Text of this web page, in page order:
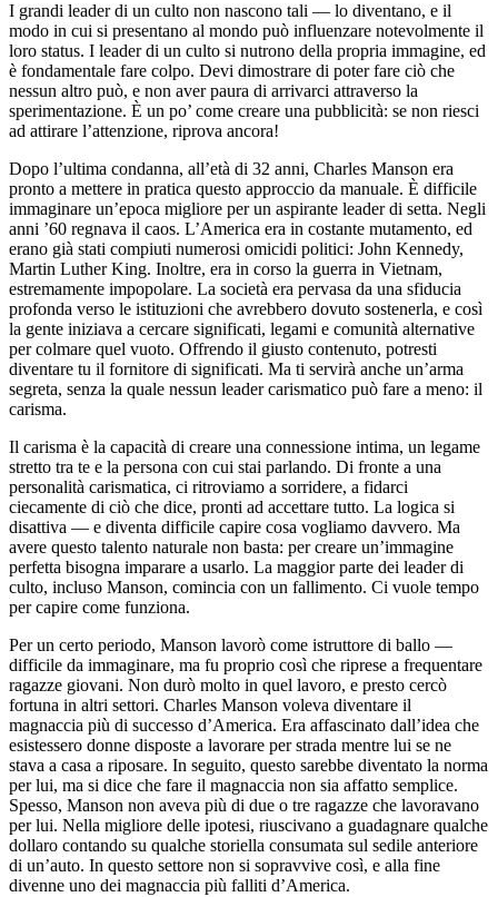
I grandi leader di un culto non nascono tali — lo diventano, e il
modo in cui si presentano al mondo può influenzare notevolmente il
loro status. I leader di un culto si nutrono della propria immagine, ed
è fondamentale fare colpo. Devi dimostrare di poter fare ciò che
nessun altro può, e non aver paura di arrivarci attraverso la
sperimentazione. È un po’ come creare una pubblicità: se non riesci
ad attirare l’attenzione, riprova ancora!
Dopo l’ultima condanna, all’età di 32 anni, Charles Manson era
pronto a mettere in pratica questo approccio da manuale. È difficile
immaginare un’epoca migliore per un aspirante leader di setta. Negli
anni ’60 regnava il caos. L’America era in costante mutamento, ed
erano già stati compiuti numerosi omicidi politici: John Kennedy,
Martin Luther King. Inoltre, era in corso la guerra in Vietnam,
estremamente impopolare. La società era pervasa da una sfiducia
profonda verso le istituzioni che avrebbero dovuto sostenerla, e così
la gente iniziava a cercare significati, legami e comunità alternative
per colmare quel vuoto. Offrendo il giusto contenuto, potresti
diventare tu il fornitore di significati. Ma ti servirà anche un’arma
segreta, senza la quale nessun leader carismatico può fare a meno: il
carisma.
Il carisma è la capacità di creare una connessione intima, un legame
stretto tra te e la persona con cui stai parlando. Di fronte a una
personalità carismatica, ci ritroviamo a sorridere, a fidarci
ciecamente di ciò che dice, pronti ad accettare tutto. La logica si
disattiva — e diventa difficile capire cosa vogliamo davvero. Ma
avere questo talento naturale non basta: per creare un’immagine
perfetta bisogna imparare a usarlo. La maggior parte dei leader di
culto, incluso Manson, comincia con un fallimento. Ci vuole tempo
per capire come funziona.
Per un certo periodo, Manson lavorò come istruttore di ballo —
difficile da immaginare, ma fu proprio così che riprese a frequentare
ragazze giovani. Non durò molto in quel lavoro, e presto cercò
fortuna in altri settori. Charles Manson voleva diventare il
magnaccia più di successo d’America. Era affascinato dall’idea che
esistessero donne disposte a lavorare per strada mentre lui se ne
stava a casa a riposare. In seguito, questo sarebbe diventato la norma
per lui, ma si dice che fare il magnaccia non sia affatto semplice.
Spesso, Manson non aveva più di due o tre ragazze che lavoravano
per lui. Nella migliore delle ipotesi, riuscivano a guadagnare qualche
dollaro contando su qualche storiella consumata sul sedile anteriore
di un’auto. In questo settore non si sopravvive così, e alla fine
divenne uno dei magnaccia più falliti d’America.